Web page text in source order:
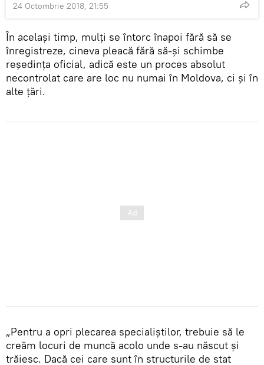
24 Octombrie 2018, 21:55
În același timp, mulți se întorc înapoi fără să se
înregistreze, cineva pleacă fără să-și schimbe
reședința oficial, adică este un proces absolut
necontrolat care are loc nu numai în Moldova, ci și în
alte țări.
„Pentru a opri plecarea specialiștilor, trebuie să le
creăm locuri de muncă acolo unde s-au născut și
trăiesc. Dacă cei care sunt în structurile de stat